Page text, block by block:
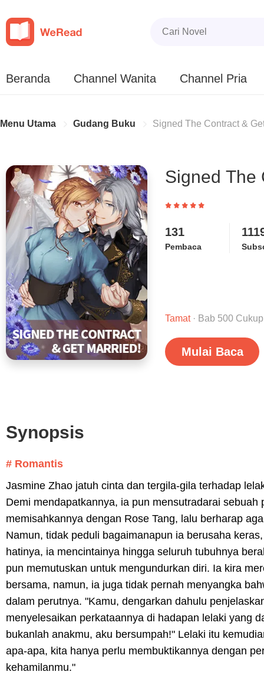
Beranda Channel Wanita Channel Pria
Menu Utama Gudang Buku Signed The Contract &
Signed The
131
Pembaca
Tamat· Bab 500
Mulai Baca
Synopsis
# Romantis
Jasmine Zhao jatuh cinta dan tergila-gila terhadap
Demi mendapatkannya, ia pun mensutradarai sebuah
memisahkannya dengan Rose Tang, lalu berharap
Namun, tidak peduli bagaimanapun ia berusaha
hatinya, ia mencintainya hingga seluruh tubuhnya
pun memutuskan untuk mengundurkan diri. Ia kira
bersama, namun, ia juga tidak pernah menyangka
dalam perutnya. "Kamu, dengarkan dahulu
menyelesaikan perkataannya di hadapan lelaki yang
bukanlah anakmu, aku bersumpah!" Lelaki itu
apa-apa, kita hanya perlu membuktikannya dengan
kehamilanmu."